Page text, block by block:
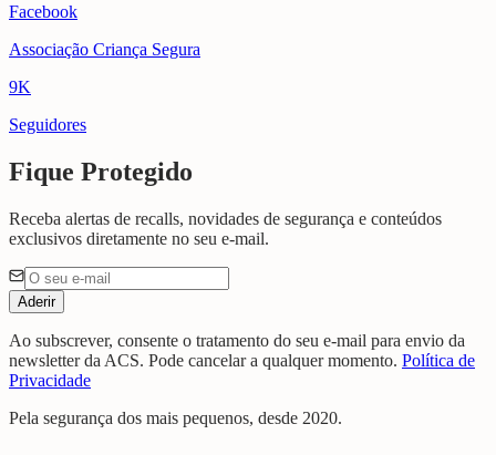
Facebook
Associação Criança Segura
9K
Seguidores
Fique Protegido
Receba alertas de recalls, novidades de segurança e conteúdos
exclusivos diretamente no seu e-mail.
Aderir
Ao subscrever, consente o tratamento do seu e-mail para envio da
newsletter da ACS. Pode cancelar a qualquer momento. Política de
Privacidade
Pela segurança dos mais pequenos, desde 2020.